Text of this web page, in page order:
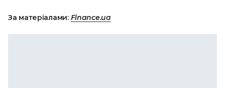
За матеріалами: Finance.ua